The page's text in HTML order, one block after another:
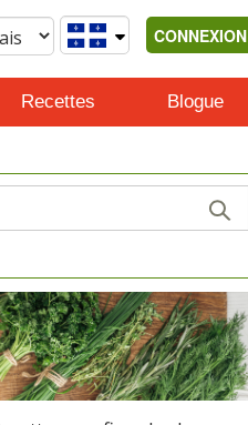
CONNEXION
Recettes Blogue